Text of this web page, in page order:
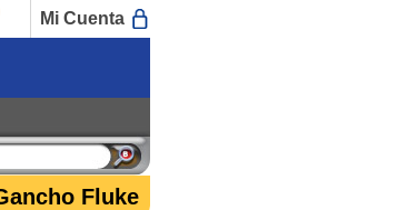
Mi Cuenta
Fluke